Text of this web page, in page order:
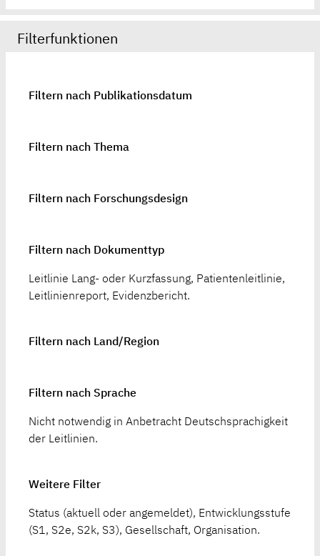
Filterfunktionen
Filtern nach Publikationsdatum
Filtern nach Thema
Filtern nach Forschungsdesign
Filtern nach Dokumenttyp
Leitlinie Lang- oder Kurzfassung, Patientenleitlinie,
Leitlinienreport, Evidenzbericht.
Filtern nach Land/Region
Filtern nach Sprache
Nicht notwendig in Anbetracht Deutschsprachigkeit
der Leitlinien.
Weitere Filter
Status (aktuell oder angemeldet), Entwicklungsstufe
(S1, S2e, S2k, S3), Gesellschaft, Organisation.